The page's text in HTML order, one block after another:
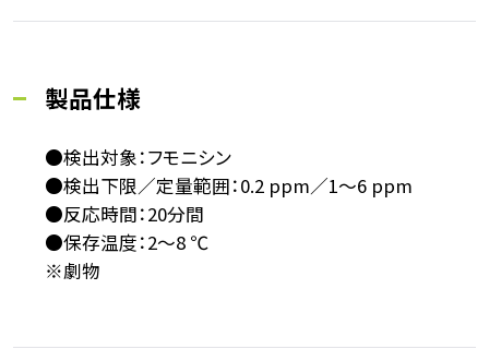
製品仕様
●検出対象：フモニシン
●検出下限／定量範囲：0.2 ppm／1～6 ppm
●反応時間：20分間
●保存温度：2～8 ℃
※劇物